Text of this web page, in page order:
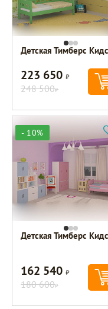
Детская Тимберс Кидс
223 650Р
248 500Р
- 10%
Детская Тимберс
162 540Р
180 600Р